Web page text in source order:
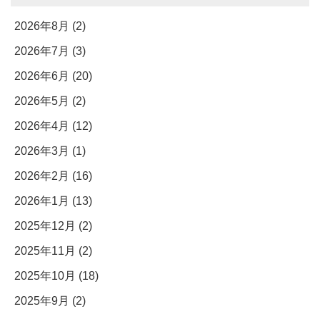
2026年8月 (2)
2026年7月 (3)
2026年6月 (20)
2026年5月 (2)
2026年4月 (12)
2026年3月 (1)
2026年2月 (16)
2026年1月 (13)
2025年12月 (2)
2025年11月 (2)
2025年10月 (18)
2025年9月 (2)